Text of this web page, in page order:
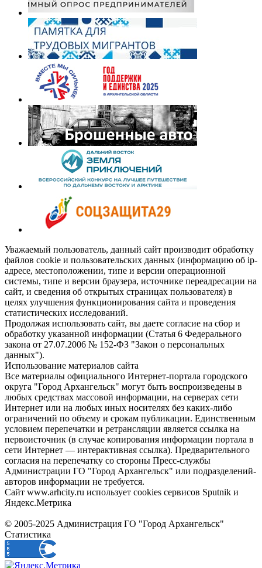
Уважаемый пользователь, данный сайт производит обработку
файлов cookie и пользовательских данных (информацию об ip-
адресе, местоположении, типе и версии операционной
системы, типе и версии браузера, источнике переадресации на
сайт, и сведения об открытых страницах пользователя) в
целях улучшения функционирования сайта и проведения
статистических исследований.
Продолжая использовать сайт, вы даете согласие на сбор и
обработку указанной информации (Статья 6 Федерального
закона от 27.07.2006 № 152-ФЗ "Закон о персональных
данных").
Использование материалов сайта
Все материалы официального Интернет-портала городского
округа "Город Архангельск" могут быть воспроизведены в
любых средствах массовой информации, на серверах сети
Интернет или на любых иных носителях без каких-либо
ограничений по объему и срокам публикации. Единственным
условием перепечатки и ретрансляции является ссылка на
первоисточник (в случае копирования информации портала в
сети Интернет — интерактивная ссылка). Предварительного
согласия на перепечатку со стороны Пресс-службы
Администрации ГО "Город Архангельск" или подразделений-
авторов информации не требуется.
Сайт www.arhcity.ru использует cookies сервисов Sputnik и
Яндекс.Метрика
© 2005-2025 Администрация ГО "Город Архангельск"
Статистика